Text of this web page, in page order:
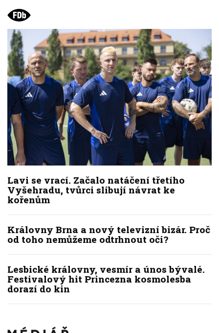
Lavi se vrací. Začalo natáčení třetího
Vyšehradu, tvůrci slibují návrat ke
kořenům
Královny Brna a nový televizní bizár. Proč
od toho nemůžeme odtrhnout oči?
Lesbické královny, vesmír a únos bývalé.
Festivalový hit Princezna kosmolesba
dorazí do kin